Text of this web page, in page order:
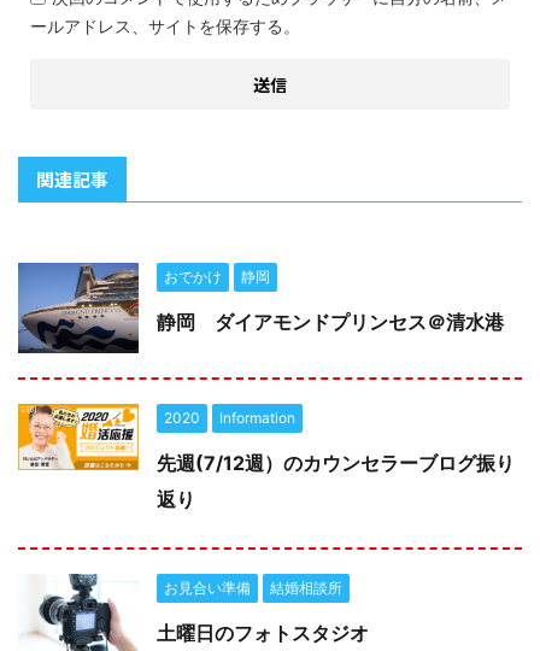
ールアドレス、サイトを保存する。
関連記事
おでかけ 静岡
静岡 ダイアモンドプリンセス＠清水港
2020 Information
先週(7/12週）のカウンセラーブログ振り
返り
お見合い準備 結婚相談所
土曜日のフォトスタジオ